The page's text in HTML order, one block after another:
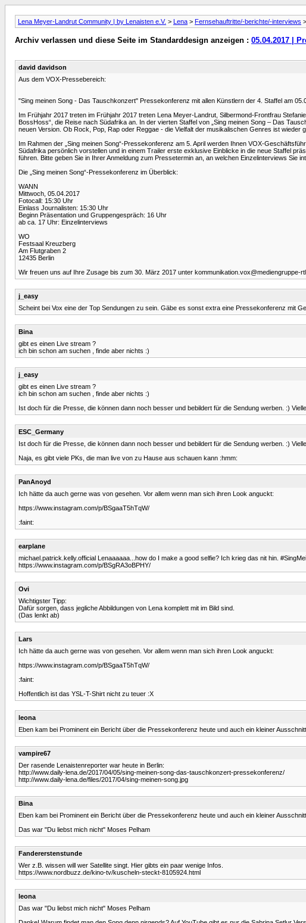
Lena Meyer-Landrut Community | by Lenaisten e.V. > Lena > Fernsehauftritte/-berichte/-interviews >
Archiv verlassen und diese Seite im Standarddesign anzeigen : 05.04.2017 |
david davidson
Aus dem VOX-Pressebereich:
"Sing meinen Song - Das Tauschkonzert" Pressekonferenz mit allen Künstlern der 4. Staffel am
Im Frühjahr 2017 treten im Frühjahr 2017 treten Lena Meyer-Landrut, Silbermond-Frontfrau
BossHoss“, die Reise nach Südafrika an. In der vierten Staffel von „Sing meinen Song – Das
neuen Version. Ob Rock, Pop, Rap oder Reggae - die Vielfalt der musikalischen Genres ist wieder
Im Rahmen der „Sing meinen Song“-Pressekonferenz am 5. April werden Ihnen VOX-
Südafrika persönlich vorstellen und in einem Trailer erste exklusive Einblicke in die neue Staffel
führen. Bitte geben Sie in Ihrer Anmeldung zum Pressetermin an, an welchen Einzelinterviews Sie
Die „Sing meinen Song“-Pressekonferenz im Überblick:
WANN
Mittwoch, 05.04.2017
Fotocall: 15:30 Uhr
Einlass Journalisten: 15:30 Uhr
Beginn Präsentation und Gruppengespräch: 16 Uhr
ab ca. 17 Uhr: Einzelinterviews
WO
Festsaal Kreuzberg
Am Flutgraben 2
12435 Berlin
Wir freuen uns auf Ihre Zusage bis zum 30. März 2017 unter kommunikation.vox@mediengruppe-
j_easy
Scheint bei Vox eine der Top Sendungen zu sein. Gäbe es sonst extra eine Pressekonferenz mit
Bina
gibt es einen Live stream ?
ich bin schon am suchen , finde aber nichts :)
j_easy
gibt es einen Live stream ?
ich bin schon am suchen , finde aber nichts :)
Ist doch für die Presse, die können dann noch besser und bebildert für die Sendung werben. :)
ESC_Germany
Ist doch für die Presse, die können dann noch besser und bebildert für die Sendung werben. :)
Naja, es gibt viele PKs, die man live von zu Hause aus schauen kann :hmm:
PanAnoyd
Ich hätte da auch gerne was von gesehen. Vor allem wenn man sich ihren Look anguckt:
https://www.instagram.com/p/BSgaaT5hTqW/
:faint:
earplane
michael.patrick.kelly.official Lenaaaaaa...how do I make a good selfie? Ich krieg das nit hin.
https://www.instagram.com/p/BSgRA3oBPHY/
Ovi
Wichtigster Tipp:
Dafür sorgen, dass jegliche Abbildungen von Lena komplett mit im Bild sind.
(Das lenkt ab)
Lars
Ich hätte da auch gerne was von gesehen. Vor allem wenn man sich ihren Look anguckt:
https://www.instagram.com/p/BSgaaT5hTqW/
:faint:
Hoffentlich ist das YSL-T-Shirt nicht zu teuer :X
leona
Eben kam bei Prominent ein Bericht über die Pressekonferenz heute und auch ein kleiner
vampire67
Der rasende Lenaistenreporter war heute in Berlin:
http://www.daily-lena.de/2017/04/05/sing-meinen-song-das-tauschkonzert-pressekonferenz/
http://www.daily-lena.de/files/2017/04/sing-meinen-song.jpg
Bina
Eben kam bei Prominent ein Bericht über die Pressekonferenz heute und auch ein kleiner
Das war "Du liebst mich nicht" Moses Pelham
Fandererstenstunde
Wer z.B. wissen will wer Satellite singt. Hier gibts ein paar wenige Infos.
https://www.nordbuzz.de/kino-tv/kuscheln-steckt-8105924.html
leona
Das war "Du liebst mich nicht" Moses Pelham